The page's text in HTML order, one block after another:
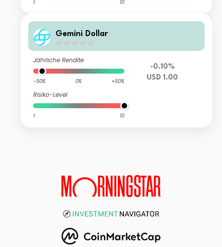
1 10
Gemini Dollar
Jährliche Rendite
-50% 0% +50%
Risiko-Level
1 10
-0.10%
USD 1.00